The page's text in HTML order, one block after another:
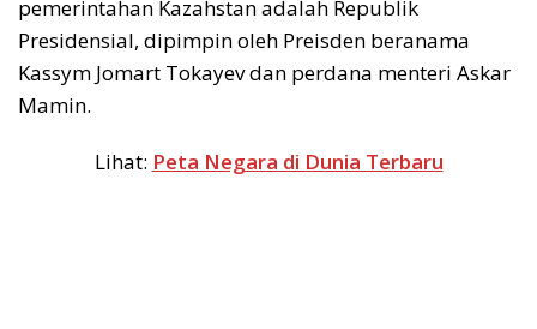
pemerintahan Kazahstan adalah Republik
Presidensial, dipimpin oleh Preisden beranama
Kassym Jomart Tokayev dan perdana menteri Askar
Mamin.
Lihat: Peta Negara di Dunia Terbaru